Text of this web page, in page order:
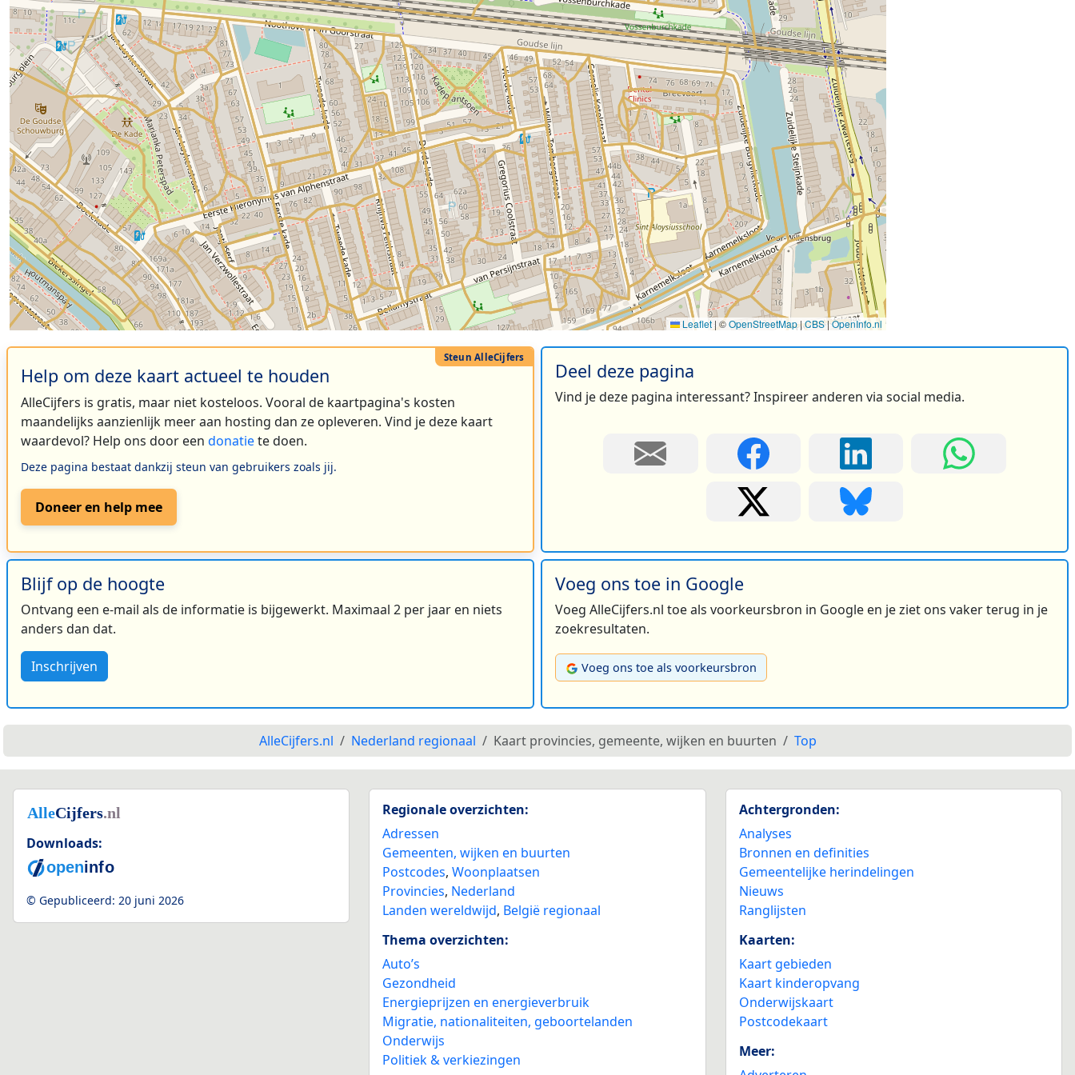
Leaflet | ©OpenStreetMap|CBS|OpenInfo.nl
Help om deze kaart actueel te houden
AlleCijfers is gratis, maar niet kosteloos. Vooral de kaartpagina's kosten
maandelijks aanzienlijk meer aan hosting dan ze opleveren. Vind je deze kaart
waardevol? Help ons door een donatiete doen.
Deze pagina bestaat dankzij steun van gebruikers zoals jij.
Doneer en help mee
Deel deze pagina
Vind je deze pagina interessant? Inspireer anderen via social media.
Blijf op de hoogte
Ontvang een e-mail als de informatie is bijgewerkt. Maximaal 2 per jaar en niets
anders dan dat.
Inschrijven
Voeg ons toe in Google
Voeg AlleCijfers.nl toe als voorkeursbron in Google en je ziet ons vaker terug in je
zoekresultaten.
Voeg ons toe als voorkeursbron
AlleCijfers.nl Nederland regionaal Kaart provincies, gemeente, wijken en buurten Top
Downloads:
© Gepubliceerd: 20 juni 2026
Regionale overzichten:
Adressen
Gemeenten, wijken en buurten
Postcodes,Woonplaatsen
Provincies, Nederland
Landen wereldwijd, België regionaal
Thema overzichten:
Auto’s
Gezondheid
Energieprijzen en energieverbruik
Migratie, nationaliteiten, geboortelanden
Onderwijs
Politiek & verkiezingen
Achtergronden:
Analyses
Bronnen en definities
Gemeentelijke herindelingen
Nieuws
Ranglijsten
Kaarten:
Kaart gebieden
Kaart kinderopvang
Onderwijskaart
Postcodekaart
Meer: